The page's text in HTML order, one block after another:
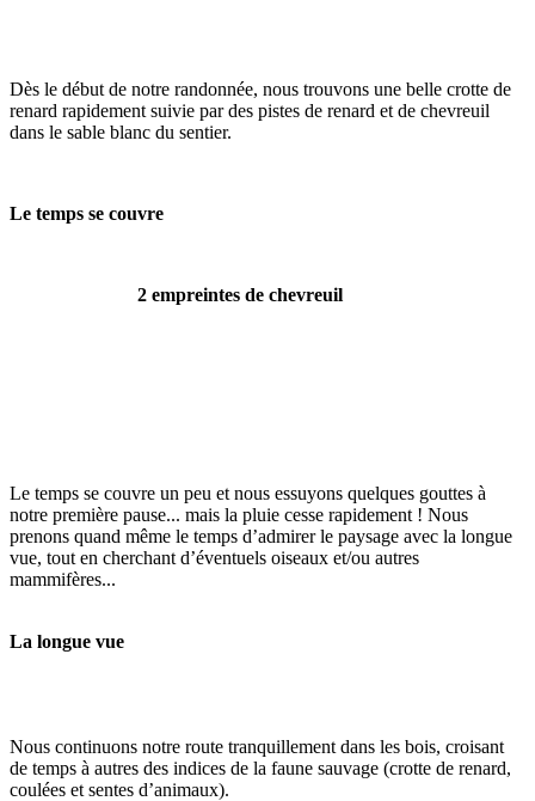
Dès le début de notre randonnée, nous trouvons une belle crotte de
renard rapidement suivie par des pistes de renard et de chevreuil
dans le sable blanc du sentier.
Le temps se couvre
2 empreintes de chevreuil
Le temps se couvre un peu et nous essuyons quelques gouttes à
notre première pause... mais la pluie cesse rapidement ! Nous
prenons quand même le temps d’admirer le paysage avec la longue
vue, tout en cherchant d’éventuels oiseaux et/ou autres
mammifères...
La longue vue
Nous continuons notre route tranquillement dans les bois, croisant
de temps à autres des indices de la faune sauvage (crotte de renard,
coulées et sentes d’animaux).